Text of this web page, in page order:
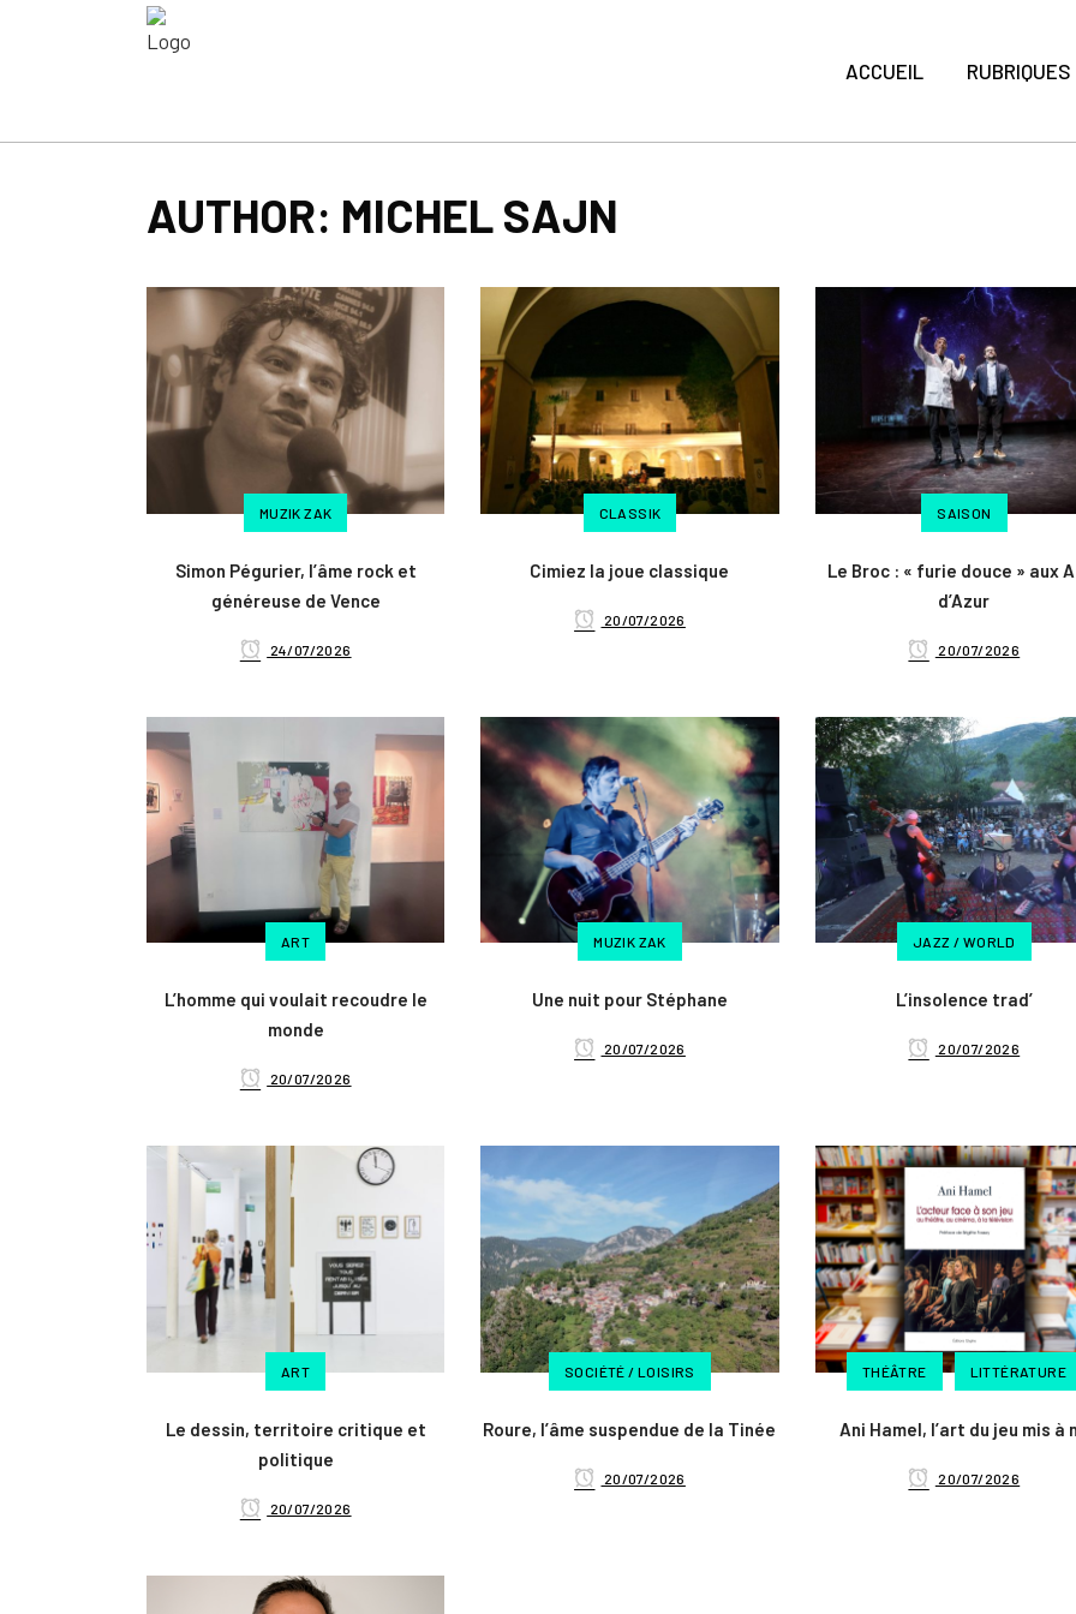
ACCUEIL RUBRIQUES
AUTHOR: MICHEL SAJN
MUZIK ZAK
Simon Pégurier, l’âme rock et
généreuse de Vence
24/07/2026
CLASSIK
Cimiez la joue classique
20/07/2026
SAISON
Le Broc : « furie douce » aux
d’Azur
20/07/2026
ART
L’homme qui voulait recoudre le
monde
20/07/2026
MUZIK ZAK
Une nuit pour Stéphane
20/07/2026
JAZZ / WORLD
L’insolence trad’
20/07/2026
ART
Le dessin, territoire critique et
politique
20/07/2026
SOCIÉTÉ / LOISIRS
Roure, l’âme suspendue de la Tinée
20/07/2026
THÉÂTRE LITTÉRATURE
Ani Hamel, l’art du jeu mis à
20/07/2026